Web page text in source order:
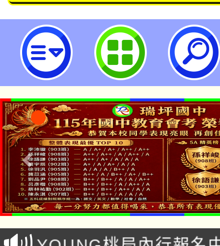
114年「推動中小學數位學習精進
研習(8月場)-桃園市立瑞坪國民中
「本色祭」8/29、30在
場熱烈登場!
8/21下午1時於龍潭區
徵才活動。
YOUNG桃局內行報名